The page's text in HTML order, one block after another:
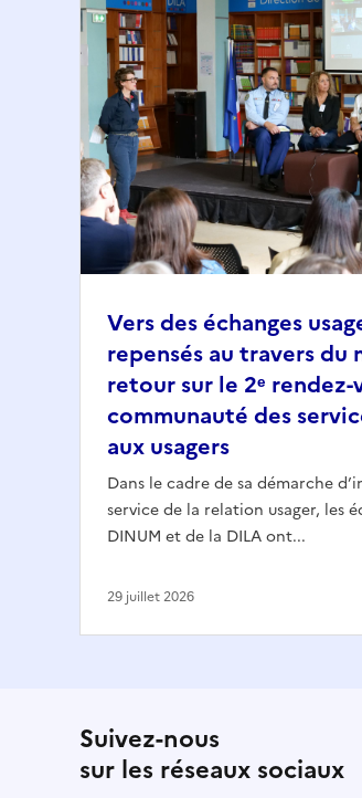
Vers des échanges
repensés au travers du
retour sur le 2ᵉ rendez-
communauté des
aux usagers
Dans le cadre de sa démarche
service de la relation usager, les
DINUM et de la DILA ont...
29 juillet 2026
Suivez-nous
sur les réseaux sociaux